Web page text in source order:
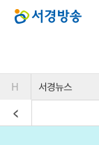
H 서경뉴스